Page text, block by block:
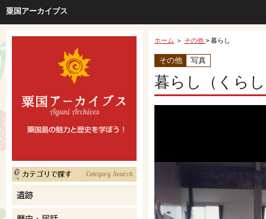
粟国アーカイブス
ホーム ＞ その他 > 暮らし
その他 写真
暮らし（くら